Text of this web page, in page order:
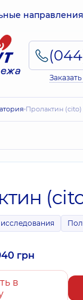
направления
Пролактин (cito)
грн
в